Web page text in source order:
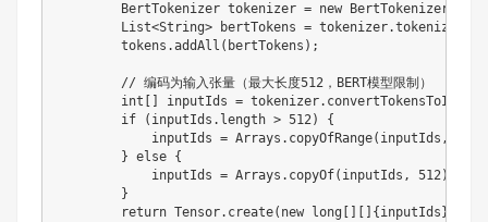
BertTokenizer tokenizer = new BertTokenizer
List<String> bertTokens = tokenizer.tokenize
        tokens
.addAll ( bertTokens ) ;
// 编码为输入张量（最大长度512，BERT模型限制）
int
inputIds = tokenizer. convertTokensToIds
if
( inputIds . length > 512)
{
            inputIds
= Arrays . copyOfRange( inputIds ,
} else {
            inputIds
= Arrays . copyOf( inputIds , 512)
}
return Tensor. create( new long { inputIds }